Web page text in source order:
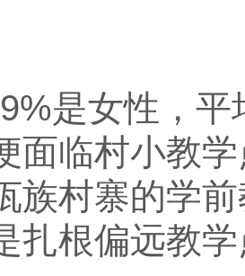
是女性，
面临村小教
族村寨的学
扎根偏远教学